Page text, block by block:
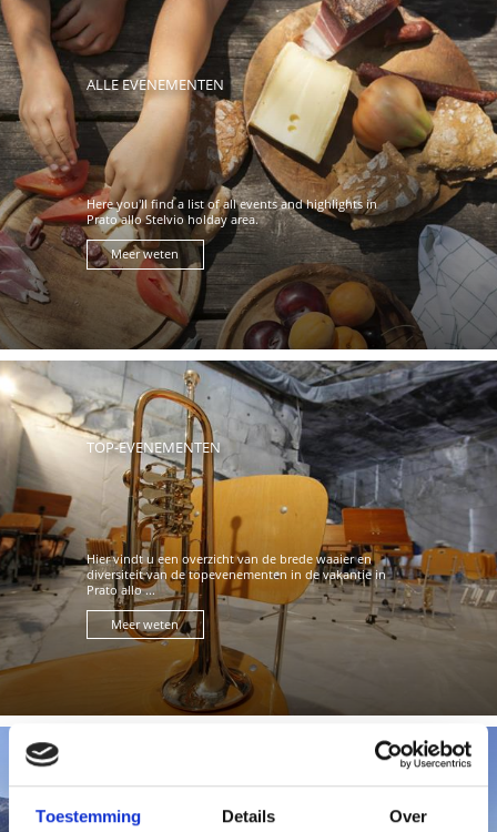
Toestemming Details Over
ALLE EVENEMENTEN
Here you'll find a list of all events and highlights in
Prato allo Stelvio holday area.
Meer weten
TOP-EVENEMENTEN
Hier vindt u een overzicht van de brede waaier en
diversiteit van de topevenementen in de vakantie in
Prato allo ...
Meer weten
WEER